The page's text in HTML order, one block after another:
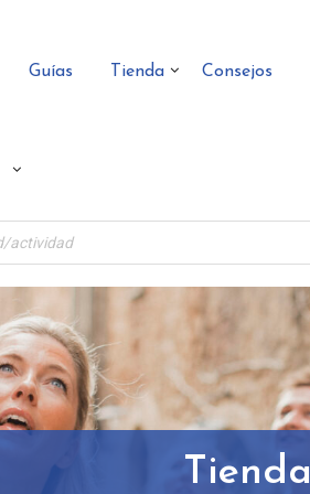
Guías Tienda Consejos
Tienda